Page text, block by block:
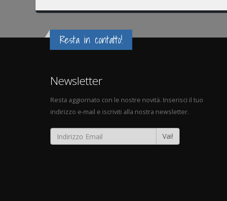
Resta in contatto!
Newsletter
Resta aggiornato con le nostre novità. Inserisci il tuo
indirizzo e-mail e iscriviti alla nostra newsletter.
Vai!